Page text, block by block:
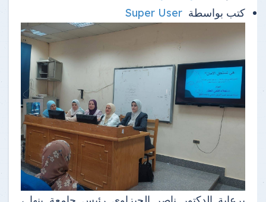
كتب بواسطة Super User